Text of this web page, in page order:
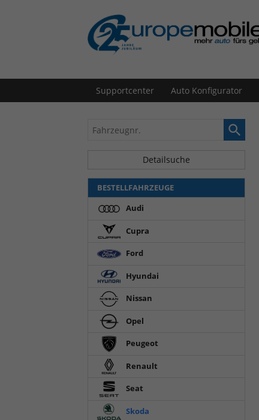
Supportcenter Auto Konfigurator
Fahrzeugnr.
Detailsuche
BESTELLFAHRZEUGE
Audi
Cupra
Ford
Hyundai
Nissan
Opel
Peugeot
Renault
Seat
Skoda